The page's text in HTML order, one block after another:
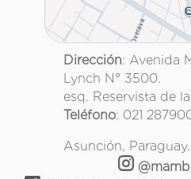
Dirección: Avenida
Lynch N° 3500.
esq. Reservista de
Teléfono: 021
Asunción, Paraguay.